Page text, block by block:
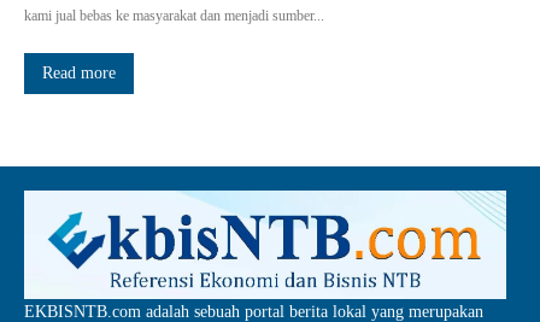
kami jual bebas ke masyarakat dan menjadi sumber...
Read more
EKBISNTB.com adalah sebuah portal berita lokal yang merupakan